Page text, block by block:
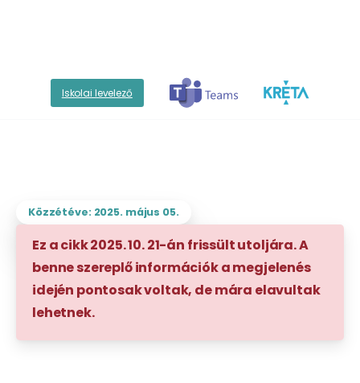
Iskolai levelező
Közzétéve: 2025. május 05.
Ez a cikk 2025. 10. 21-án frissült utoljára. A
benne szereplő információk a megjelenés
idején pontosak voltak, de mára elavultak
lehetnek.